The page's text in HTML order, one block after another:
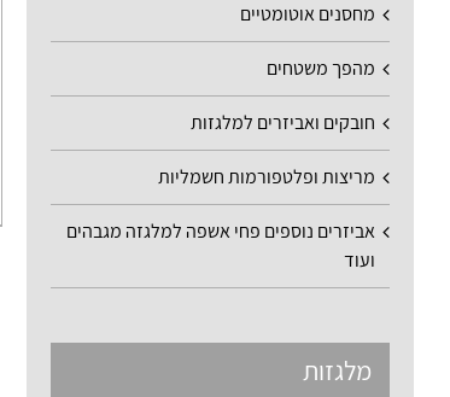
מחסנים אוטומטיים
מהפך משטחים
חובקים ואביזרים למלגזות
מריצות ופלטפורמות חשמליות
אביזרים נוספים פחי אשפה למלגזה מגבהים
ועוד
מלגזות